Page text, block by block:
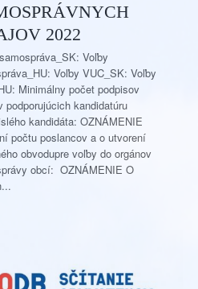
2022
Voľby
Voľby VUC_SK: Voľby
Minimálny počet podpisov
podporujúcich kandidatúru
kandidáta: OZNÁMENIE
počtu poslancov a o utvorení
obvodupre voľby do orgánov
obcí: OZNÁMENIE O